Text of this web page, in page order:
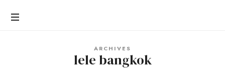
ARCHIVES
lele bangkok